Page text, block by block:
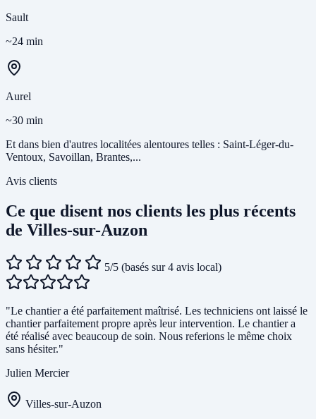
Sault
~24 min
Aurel
~30 min
Et dans bien d'autres localitées alentoures telles : Saint-Léger-du-
Ventoux, Savoillan, Brantes,...
Avis clients
Ce que disent nos clients les plus récents
de Villes-sur-Auzon
5/5 (basés sur 4 avis local)
"Le chantier a été parfaitement maîtrisé. Les techniciens ont laissé le
chantier parfaitement propre après leur intervention. Le chantier a
été réalisé avec beaucoup de soin. Nous referions le même choix
sans hésiter."
Julien Mercier
Villes-sur-Auzon